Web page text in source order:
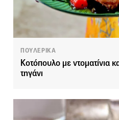
ΠΟΥΛΕΡΙΚΑ
Κοτόπουλο με ντοματίνια
τηγάνι